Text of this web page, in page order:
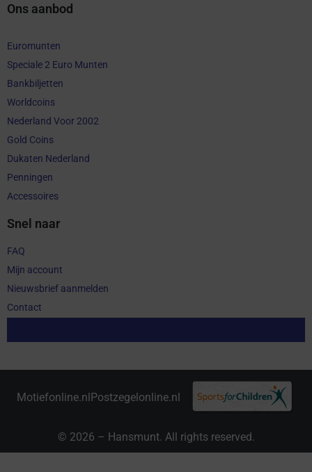
Ons aanbod
Euromunten
Speciale 2 Euro Munten
Bankbiljetten
Worldcoins
Nederland Voor 2002
Gold Coins
Dukaten Nederland
Penningen
Accessoires
Snel naar
FAQ
Mijn account
Nieuwsbrief aanmelden
Contact
Motiefonline.nlPostzegelonline.nl
© 2026 – Hansmunt. All rights reserved.